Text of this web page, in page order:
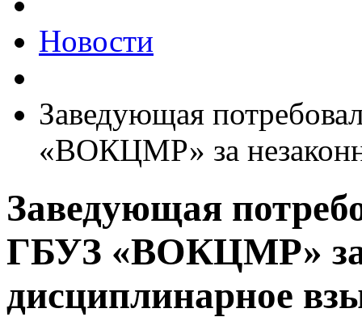
Новости
Заведующая
«ВОКЦМР» за
Заведующая
ГБУЗ «ВОКЦМР» за
дисциплинарное